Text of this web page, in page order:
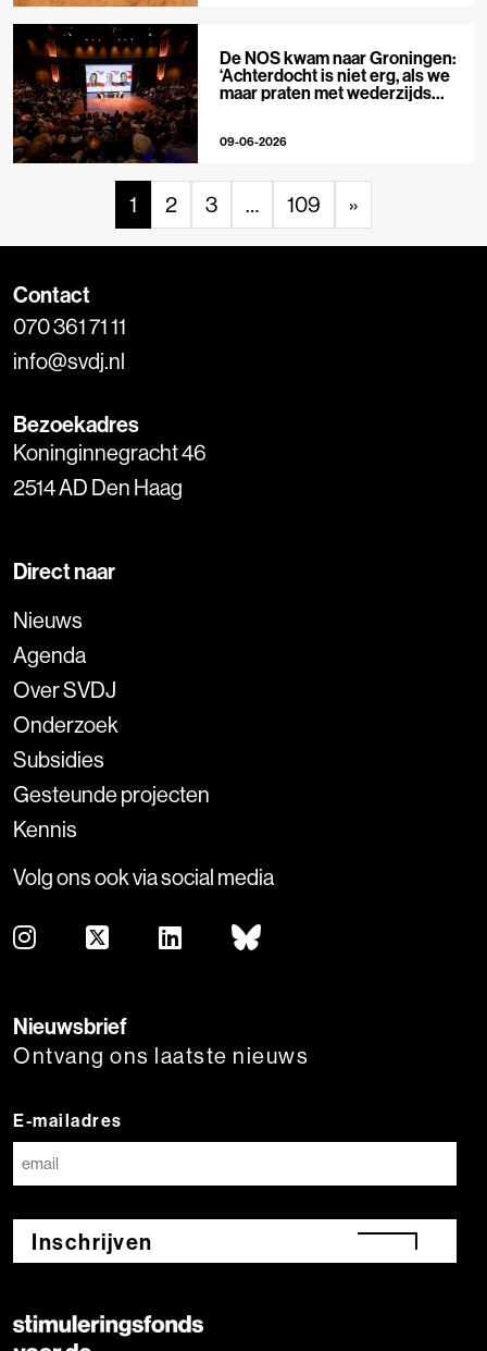
De NOS kwam naar Groningen:
‘Achterdocht is niet erg, als we
maar praten met wederzijds
09-06-2026
1 2 3 … 109 »
Contact
070 361 71 11
info@svdj.nl
Bezoekadres
Koninginnegracht 46
2514 AD Den Haag
Direct naar
Nieuws
Agenda
Over SVDJ
Onderzoek
Subsidies
Gesteunde projecten
Kennis
Volg ons ook via social media
Nieuwsbrief
Ontvang ons laatste nieuws
E-mailadres
Inschrijven